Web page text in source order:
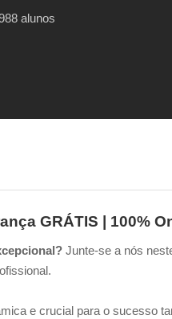
alunos
GRÁTIS | 100%
Junte-se a nós
e crucial para o sucesso